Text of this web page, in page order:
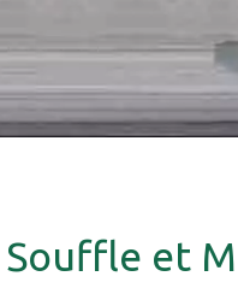
et